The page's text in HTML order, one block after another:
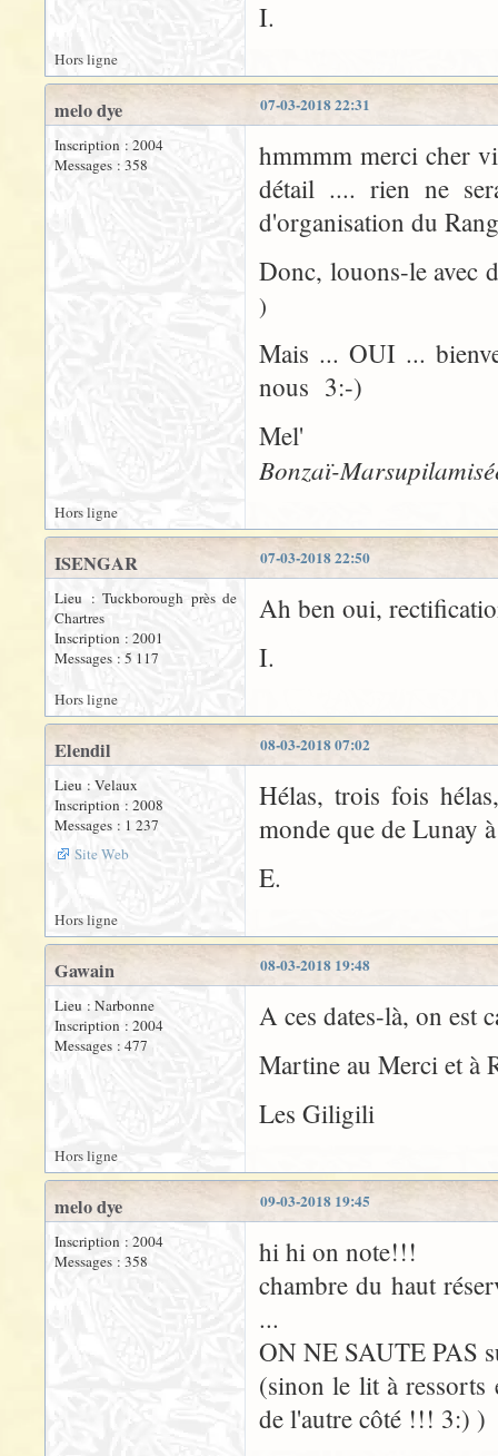
I.
Hors ligne
07-03-2018 22:31
melo dye
Inscription : 2004
Messages : 358
hmmmm merci cher
détail .... rien ne
d'organisation du
Donc, louons-le avec
)
Mais ... OUI ...
nous 3:-)
Mel'
Bonzaï-
Hors ligne
07-03-2018 22:50
ISENGAR
Lieu : Tuckborough près de
Chartres
Inscription : 2001
Messages : 5 117
Ah ben oui,
I.
Hors ligne
08-03-2018 07:02
Elendil
Lieu : Velaux
Inscription : 2008
Messages : 1 237
Site Web
Hélas, trois fois
monde que de Lunay
E.
Hors ligne
08-03-2018 19:48
Gawain
Lieu : Narbonne
Inscription : 2004
Messages : 477
A ces dates-là, on est
Martine au Merci et à
Les Giligili
Hors ligne
09-03-2018 19:45
melo dye
Inscription : 2004
Messages : 358
hi hi on note!!!
chambre du haut
...
ON NE SAUTE PAS
(sinon le lit à
de l'autre côté !!! 3:) )